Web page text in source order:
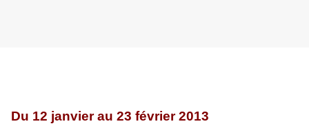
Du 12 janvier au 23 février 2013